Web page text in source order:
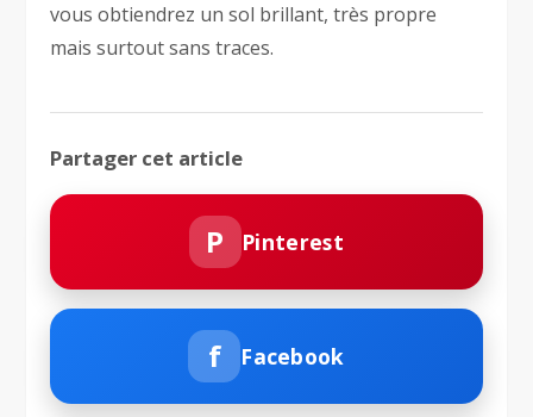
vous obtiendrez un sol brillant, très propre
mais surtout sans traces.
Partager cet article
P Pinterest
f Facebook